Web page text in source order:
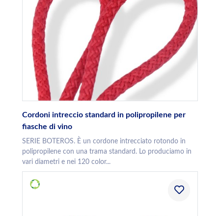
Cordoni intreccio standard in polipropilene per
fiasche di vino
SERIE BOTEROS. È un cordone intrecciato rotondo in
polipropilene con una trama standard. Lo produciamo in
vari diametri e nei 120 color...